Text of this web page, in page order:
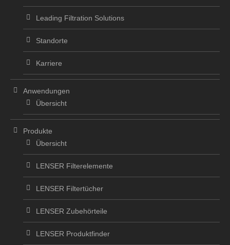
Leading Filtration Solutions
Standorte
Karriere
Anwendungen
Übersicht
Produkte
Übersicht
LENSER Filterelemente
LENSER Filtertücher
LENSER Zubehörteile
LENSER Produktfinder